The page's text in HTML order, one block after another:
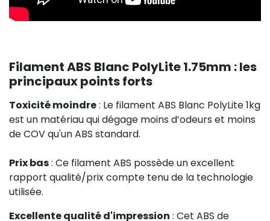
Filament ABS Blanc PolyLite 1.75mm : les
principaux points forts
Toxicité moindre: Le filament ABS Blanc PolyLite 1kg
est un matériau qui dégage moins d’odeurs et moins
de COV qu'un ABS standard.
Prix bas: Ce filament ABS possède un excellent
rapport qualité/prix compte tenu de la technologie
utilisée.
Excellente qualité d'impression : Cet ABS de